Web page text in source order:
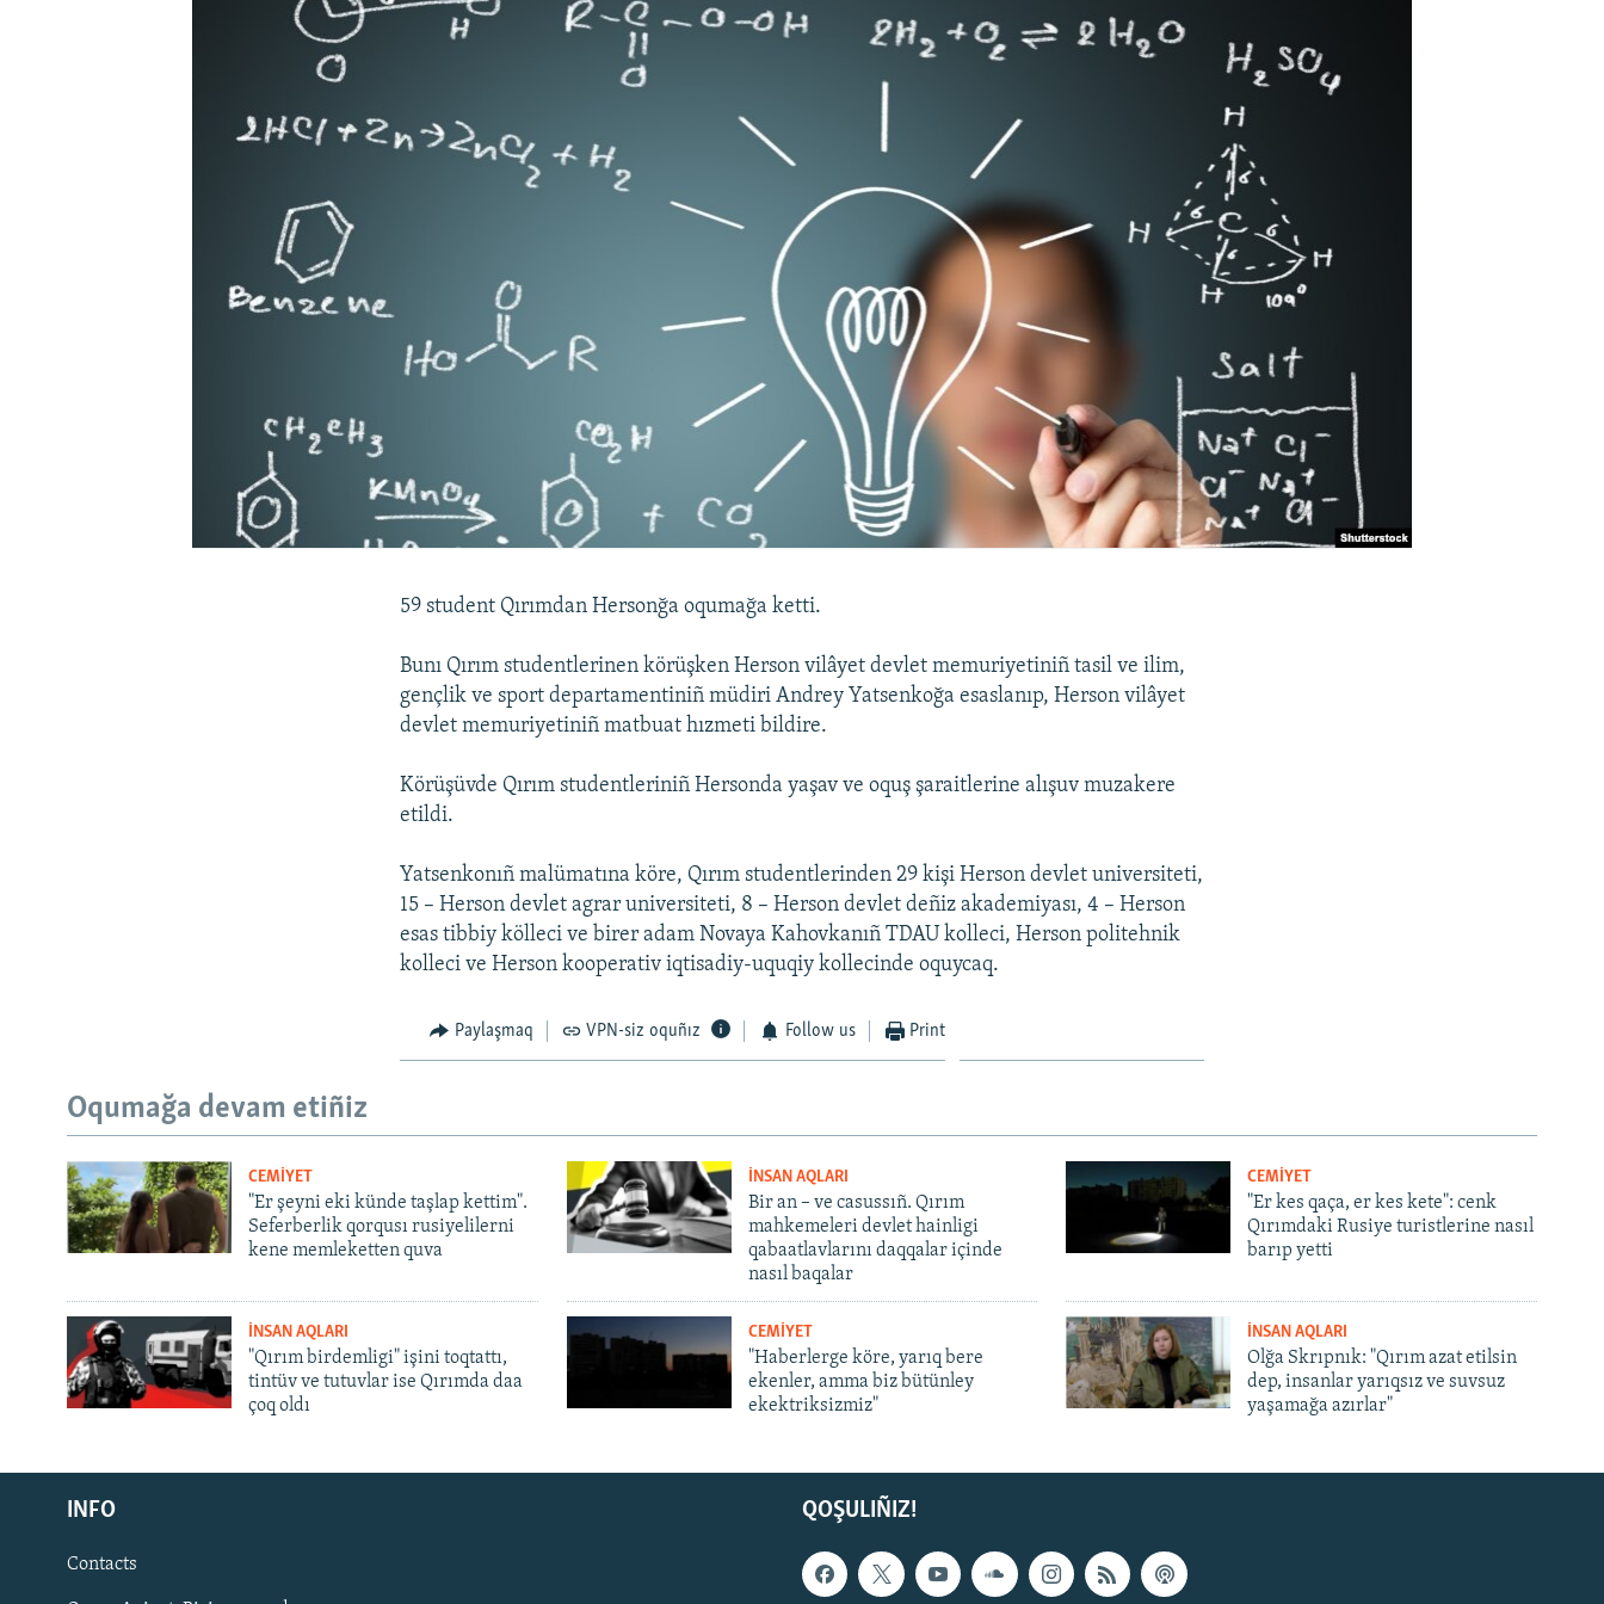
Русский
Українською
QOŞULIÑIZ!
59 student Qırımdan Hersonğa oqumağa ketti.
Bunı Qırım studentlerinen körüşken Herson vilâyet devlet memuriyetiniñ tasil ve ilim,
gençlik ve sport departamentiniñ müdiri Andrey Yatsenkoğa esaslanıp, Herson vilâyet
devlet memuriyetiniñ matbuat hızmeti bildire.
Körüşüvde Qırım studentleriniñ Hersonda yaşav ve oquş şaraitlerine alışuv muzakere
etildi.
Yatsenkonıñ malümatına köre, Qırım studentlerinden 29 kişi Herson devlet universiteti,
15 – Herson devlet agrar universiteti, 8 – Herson devlet deñiz akademiyası, 4 – Herson
esas tibbiy kölleci ve birer adam Novaya Kahovkanıñ TDAU kolleci, Herson politehnik
kolleci ve Herson kooperativ iqtisadiy-uquqiy kollecinde oquycaq.
Paylaşmaq VPN-siz oquñız Follow us Print
Oqumağa devam etiñiz
CEMİYET
"Er şeyni eki künde taşlap kettim".
Seferberlik qorqusı rusiyelilerni
kene memleketten quva
İNSAN AQLARI
Bir an – ve casussıñ. Qırım
mahkemeleri devlet hainligi
qabaatlavlarını daqqalar içinde
nasıl baqalar
CEMİYET
"Er kes qaça, er kes kete": cenk
Qırımdaki Rusiye turistlerine nasıl
barıp yetti
İNSAN AQLARI
"Qırım birdemligi" işini toqtattı,
tintüv ve tutuvlar ise Qırımda daa
çoq oldı
CEMİYET
"Haberlerge köre, yarıq bere
ekenler, amma biz bütünley
ekektriksizmiz"
İNSAN AQLARI
Olğa Skrıpnık: "Qırım azat etilsin
dep, insanlar yarıqsız ve suvsuz
yaşamağa azırlar"
QOŞULIÑIZ!
INFO
Contacts